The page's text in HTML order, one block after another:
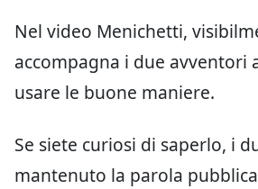
Nel video Menichetti,
accompagna i due avventori
usare le buone maniere.
Se siete curiosi di saperlo, i
mantenuto la parola